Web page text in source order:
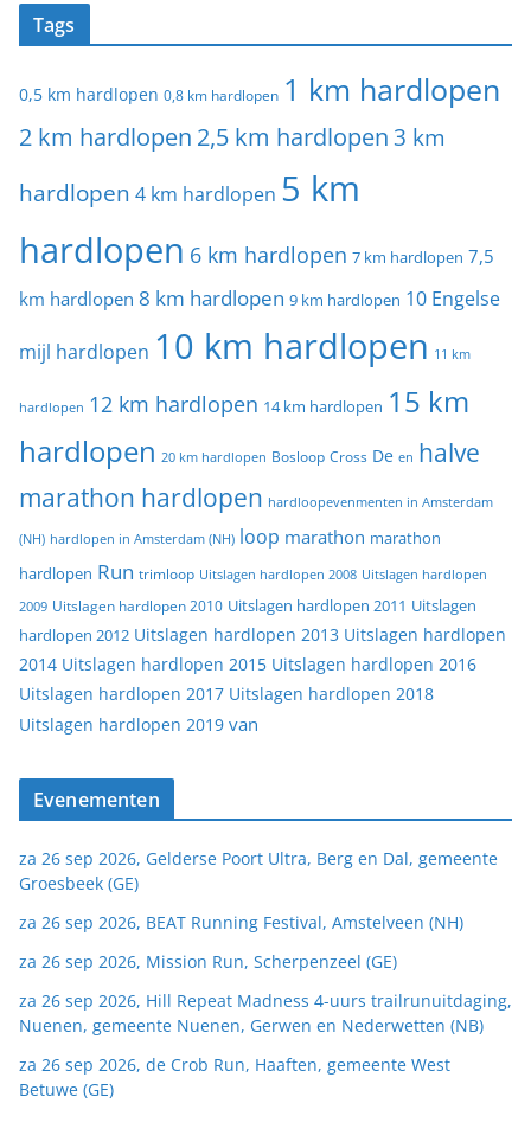
Tags
0,5 km hardlopen 0,8 km hardlopen 1 km hardlopen
2 km hardlopen 2,5 km hardlopen 3 km
hardlopen 4 km hardlopen 5 km
hardlopen 6 km hardlopen 7 km hardlopen 7,5
km hardlopen 8 km hardlopen 9 km hardlopen 10 Engelse
mijl hardlopen 10 km hardlopen 11 km
hardlopen 12 km hardlopen 14 km hardlopen 15 km
hardlopen 20 km hardlopen Bosloop Cross De en halve
marathon hardlopen hardloopevenmenten in Amsterdam
(NH) hardlopen in Amsterdam (NH) loop marathon marathon
hardlopen Run trimloop Uitslagen hardlopen 2008 Uitslagen hardlopen
2009 Uitslagen hardlopen 2010 Uitslagen hardlopen 2011 Uitslagen
hardlopen 2012 Uitslagen hardlopen 2013 Uitslagen hardlopen
2014 Uitslagen hardlopen 2015 Uitslagen hardlopen 2016
Uitslagen hardlopen 2017 Uitslagen hardlopen 2018
Uitslagen hardlopen 2019 van
Evenementen
za 26 sep 2026, Gelderse Poort Ultra, Berg en Dal, gemeente
Groesbeek (GE)
za 26 sep 2026, BEAT Running Festival, Amstelveen (NH)
za 26 sep 2026, Mission Run, Scherpenzeel (GE)
za 26 sep 2026, Hill Repeat Madness 4-uurs trailrunuitdaging,
Nuenen, gemeente Nuenen, Gerwen en Nederwetten (NB)
za 26 sep 2026, de Crob Run, Haaften, gemeente West
Betuwe (GE)